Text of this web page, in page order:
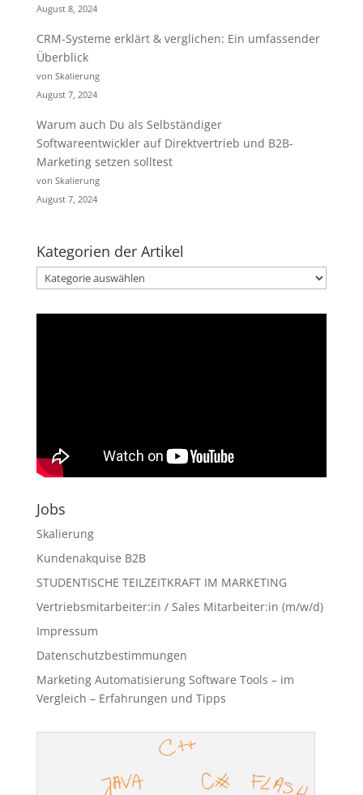
August 8, 2024
CRM-Systeme erklärt & verglichen: Ein umfassender
Überblick
von Skalierung
August 7, 2024
Warum auch Du als Selbständiger
Softwareentwickler auf Direktvertrieb und B2B-
Marketing setzen solltest
von Skalierung
August 7, 2024
Kategorien der Artikel
Kategorien
der
Artikel
Jobs
Skalierung
Kundenakquise B2B
STUDENTISCHE TEILZEITKRAFT IM MARKETING
Vertriebsmitarbeiter:in / Sales Mitarbeiter:in (m/w/d)
Impressum
Datenschutzbestimmungen
Marketing Automatisierung Software Tools – im
Vergleich – Erfahrungen und Tipps